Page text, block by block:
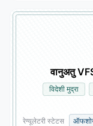
वानुअतु
विदेशी मुद्रा
रेग्यूलेटरी स्टेटस